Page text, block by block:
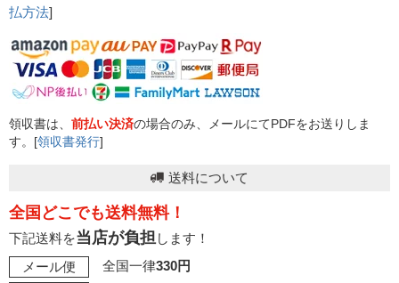
払方法]
領収書は、 前払い決済の場合のみ、メールにてPDFをお送りしま
す。[領収書発行]
送料について
全国どこでも送料無料！
下記送料を当店が負担 します！
メール便
全国一律330円